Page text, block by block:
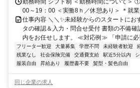
ネイル自由＞ ＜固定時間勤務など相談OK
で登録OK 【勤務地】 東京都荒川区内
勤務時間 シフト制 ＜勤務時間について＞
00～19：00 ＜実働8ｈ／休憩あり＞ ＊就業
仕事内容 ＼＼✨未経験からのスタートにお
タの確認＆入力・問合せ受付 書類の不備確
内をお任せします。 ≪対応例≫ 「申請に必
フリーター歓迎 大量募集 学歴不問 未経験者歓迎
残業なし
社会保険完備 交通費支給 駅近5分以内
服装自由
昇給あり 履歴書不要 髪型・髪色自由
同じ企業の求人